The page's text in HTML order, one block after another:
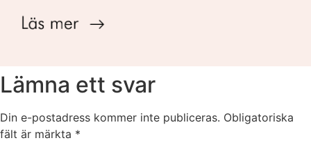
Lämna ett svar
Din e-postadress kommer inte publiceras. Obligatoriska
fält är märkta *